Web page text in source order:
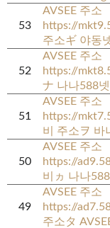
53
AVSEE 주소
https://
주소ギ 야동
52
AVSEE 주소
https://
ナ 나나588
51
AVSEE 주소
https://
비 주소ヲ 바
50
AVSEE 주소
https://
비ヵ 나나
49
AVSEE 주소
https://
주소タ